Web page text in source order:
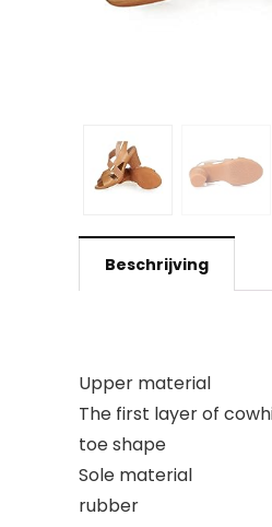
Beschrijving
Upper material
The first layer of
toe shape
Sole material
rubber